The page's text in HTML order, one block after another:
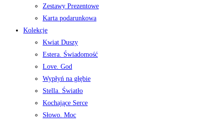
Zestawy Prezentowe
Karta podarunkowa
Kolekcje
Kwiat Duszy
Estera. Świadomość
Love. God
Wypłyń na głębie
Stella. Światło
Kochające Serce
Słowo. Moc